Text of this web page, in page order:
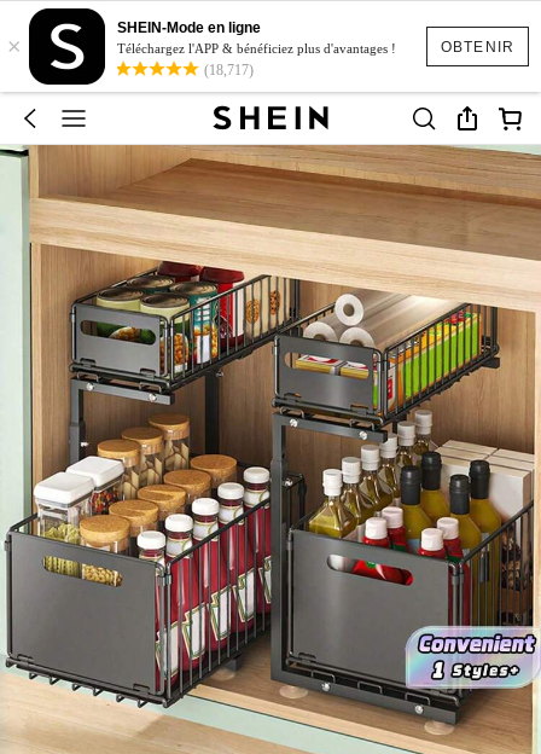
OBTENIR
×
SHEIN-Mode en ligne
Téléchargez l'APP & bénéficiez plus d'avantages !
(18,717)